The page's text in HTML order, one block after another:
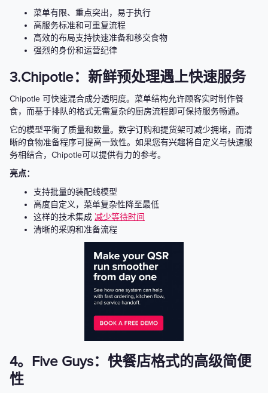
菜单有限、重点突出，易于执行
高服务标准和可重复流程
高效的布局支持快速准备和移交食物
强烈的身份和运营纪律
3.Chipotle：新鲜预处理遇上快速服务
Chipotle 可快速混合成分透明度。菜单结构允许顾客实时制作餐
食，而基于排队的格式无需复杂的厨房流程即可保持服务畅通。
它的模型平衡了质量和数量。数字订购和提货架可减少拥堵，而清
晰的食物准备程序可提高一致性。如果您有兴趣将自定义与快速服
务相结合，Chipotle可以提供有力的参考。
亮点：
支持批量的装配线模型
高度自定义，菜单复杂性降至最低
这样的技术集成 减少等待时间
清晰的采购和准备流程
4。Five Guys：快餐店格式的高级简便
性